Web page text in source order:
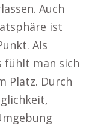
Auch
ist
Als
fühlt man sich
Platz. Durch